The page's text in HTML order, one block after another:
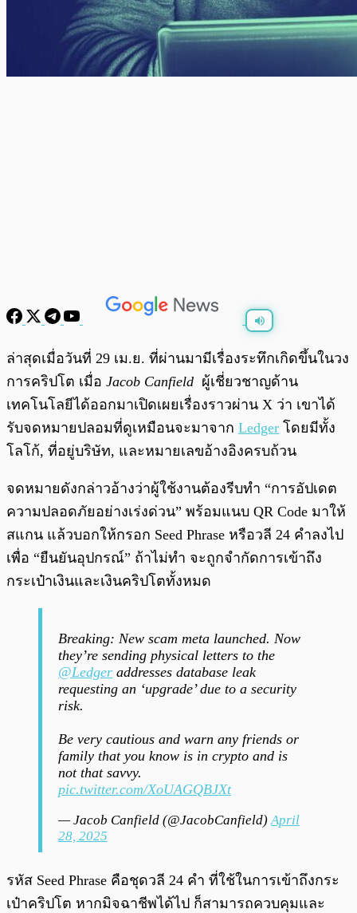
พร้อมเล่น 0:00 /0:00
ล่าสุดเมื่อวันที่ 29 เม.ย. ที่ผ่านมามีเรื่องระทึกเกิดขึ้นในวง
การคริปโต เมื่อ Jacob Canfield ผู้เชี่ยวชาญด้าน
เทคโนโลยีได้ออกมาเปิดเผยเรื่องราวผ่าน X ว่า เขาได้
รับจดหมายปลอมที่ดูเหมือนจะมาจาก Ledger โดยมีทั้ง
โลโก้, ที่อยู่บริษัท, และหมายเลขอ้างอิงครบถ้วน
จดหมายดังกล่าวอ้างว่าผู้ใช้งานต้องรีบทำ “การอัปเดต
ความปลอดภัยอย่างเร่งด่วน” พร้อมแนบ QR Code มาให้
สแกน แล้วบอกให้กรอก Seed Phrase หรือวลี 24 คำลงไป
เพื่อ “ยืนยันอุปกรณ์” ถ้าไม่ทำ จะถูกจำกัดการเข้าถึง
กระเป๋าเงินและเงินคริปโตทั้งหมด
Breaking: New scam meta launched. Now
they’re sending physical letters to the
@Ledger addresses database leak
requesting an ‘upgrade’ due to a security
risk.
Be very cautious and warn any friends or
family that you know is in crypto and is
not that savvy.
pic.twitter.com/XoUAGQBJXt
— Jacob Canfield (@JacobCanfield)April
28, 2025
รหัส Seed Phrase คือชุดวลี 24 คำ ที่ใช้ในการเข้าถึงกระ
เป๋าคริปโต หากมิจฉาชีพได้ไป ก็สามารถควบคุมและ